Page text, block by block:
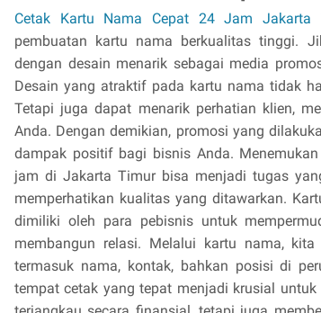
Cetak Kartu Nama Cepat 24 Jam Jakarta
pembuatan kartu nama berkualitas tinggi.
dengan desain menarik sebagai media
Desain yang atraktif pada kartu nama tidak
Tetapi juga dapat menarik perhatian klien,
Anda. Dengan demikian, promosi yang
dampak positif bagi bisnis Anda.
jam di Jakarta Timur bisa menjadi tugas
memperhatikan kualitas yang ditawarkan.
dimiliki oleh para pebisnis untuk
membangun relasi. Melalui kartu nama,
termasuk nama, kontak, bahkan posisi di
tempat cetak yang tepat menjadi krusial